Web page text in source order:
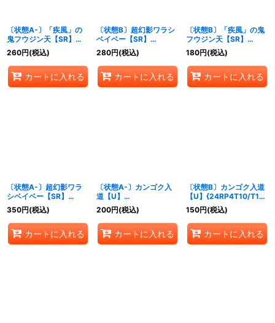
〔状態A-〕「疾風」の
鬼フウジン天【SR】
{24RP4TR5/TR9}
《火》
260円(税込)
カートに入れる
〔状態B〕超幻影ワラシ
ベイベー【SR】
{24RP4TD3/TD3}《自
然》
280円(税込)
カートに入れる
〔状態B〕「疾風」の鬼
フウジン天【SR】
{24RP4TR5/TR9}
《火》
180円(税込)
カートに入れる
〔状態A-〕超幻影ワラ
シベイベー【SR】
{24RP4TD3/TD3}《自
然》
350円(税込)
カートに入れる
〔状態A-〕カンゴク入
道【U】
{24RP4T10/T12}
《火》
200円(税込)
カートに入れる
〔状態B〕カンゴク入道
【U】{24RP4T10/T12}
《火》
150円(税込)
カートに入れる